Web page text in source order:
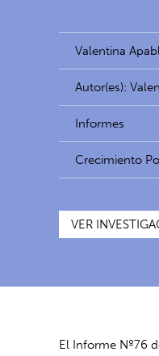
Valentina
Autor(es):
Informes
Crecimiento
VER
El Informe Nº76